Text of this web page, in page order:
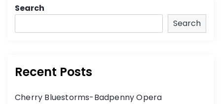
Search
Search
Recent Posts
Cherry Bluestorms-Badpenny Opera